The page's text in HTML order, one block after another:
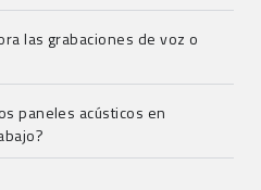
las grabaciones de voz o
paneles acústicos en